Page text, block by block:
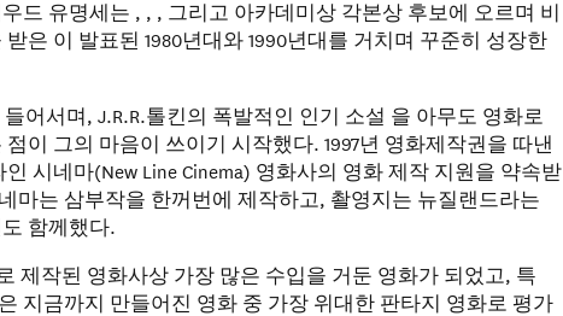
드 유명세는 , , , 그리고 아카데미상 각본상 후보에 오르며 비
은 이 발표된 1980년대와 1990년대를 거치며 꾸준히 성장한
들어서며, J.R.R.톨킨의 폭발적인 인기 소설 을 아무도 영화로
이 그의 마음이 쓰이기 시작했다. 1997년 영화제작권을 따낸
시네마(New Line Cinema) 영화사의 영화 제작 지원을 약속받
마는 삼부작을 한꺼번에 제작하고, 촬영지는 뉴질랜드라는
함께했다.
제작된 영화사상 가장 많은 수입을 거둔 영화가 되었고, 특
지금까지 만들어진 영화 중 가장 위대한 판타지 영화로 평가